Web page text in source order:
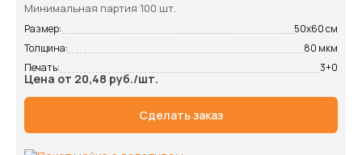
Минимальная партия 100 шт.
Размер:
50х60 см
Толщина:
80 мкм
Печать:
3+0
Цена от 20,48 руб./шт.
Сделать заказ